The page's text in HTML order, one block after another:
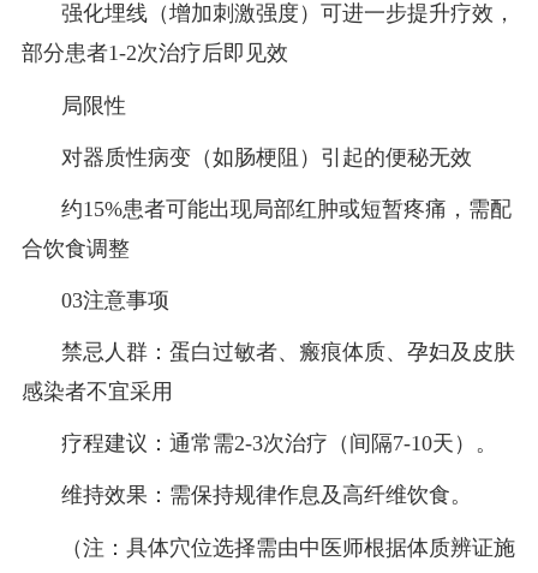
强化埋线（增加刺激强度）可进一步提升疗效，
部分患者1-2次治疗后即见效‌
‌局限性‌
对器质性病变（如肠梗阻）引起的便秘无效‌
约15%患者可能出现局部红肿或短暂疼痛，需配
合饮食调整‌
03注意事项
禁忌人群‌：蛋白过敏者、瘢痕体质、孕妇及皮肤
感染者不宜采用‌
‌疗程建议‌：通常需2-3次治疗（间隔7-10天）。
‌维持效果‌：需保持规律作息及高纤维饮食。
（注：具体穴位选择需由中医师根据体质辨证施